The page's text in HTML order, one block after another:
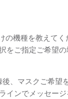
機種を教えて
ご指定ご希望
、マスクご希
インでメッセー